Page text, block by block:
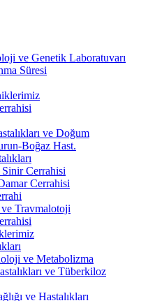
ve Genetik Laboratuvarı
Süresi
ve Doğum
Boğaz Hast.
Cerrahisi
Cerrahisi
Travmalotoji
ve Metabolizma
ve Tüberkiloz
ve Hastalıkları